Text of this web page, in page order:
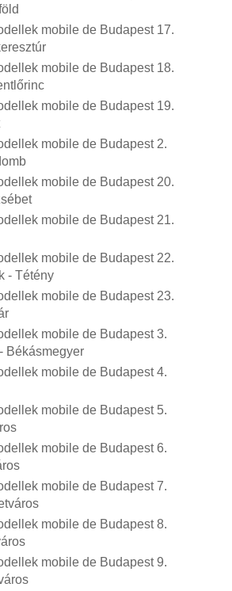
mobile de Budapest 17.
mobile de Budapest 18.
mobile de Budapest 19.
mobile de Budapest 2.
mobile de Budapest 20.
mobile de Budapest 21.
mobile de Budapest 22.
- Tétény
mobile de Budapest 23.
mobile de Budapest 3.
Békásmegyer
mobile de Budapest 4.
mobile de Budapest 5.
mobile de Budapest 6.
mobile de Budapest 7.
mobile de Budapest 8.
mobile de Budapest 9.